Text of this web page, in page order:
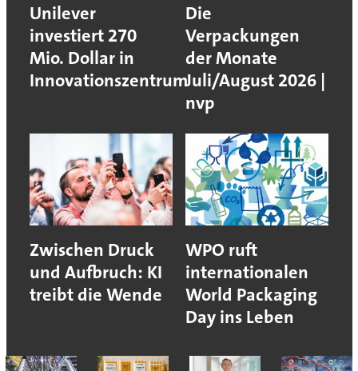
Unilever
investiert 270
Mio. Dollar in
Innovationszentrum
Die
Verpackungen
der Monate
Juli/August 2026 |
nvp
Zwischen Druck
und Aufbruch: KI
treibt die Wende
WPO ruft
internationalen
World Packaging
Day ins Leben